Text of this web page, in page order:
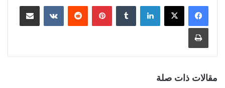
لينكدإن بينتيريست مشاركة عبر البريد
طباعة
مقالات ذات صلة